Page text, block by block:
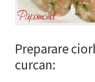
Preparare
curcan: